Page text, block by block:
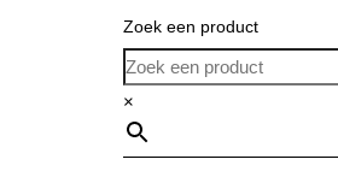
Zoek een product
×